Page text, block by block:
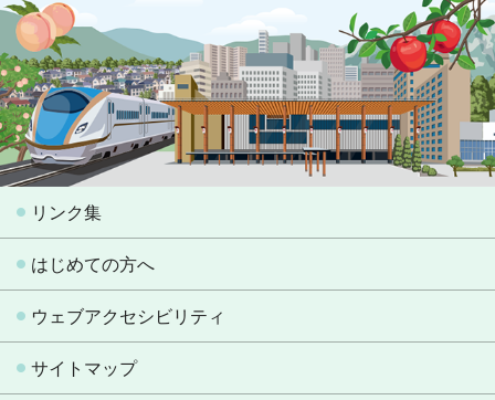
リンク集
はじめての方へ
ウェブアクセシビリティ
サイトマップ